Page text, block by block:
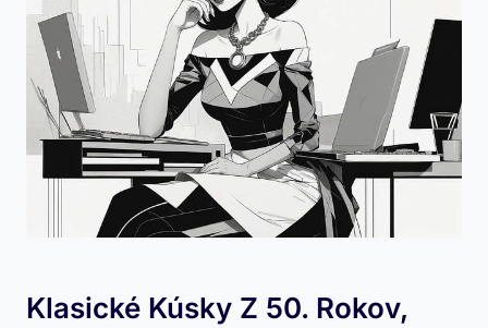
Klasické Kúsky Z 50. Rokov,